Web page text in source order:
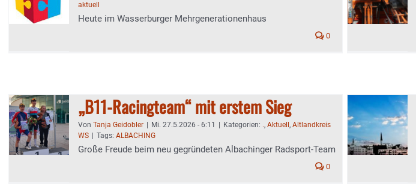
aktuell
Heute im Wasserburger Mehrgenerationenhaus
0
„B11-Racingteam“ mit erstem Sieg
Von Tanja Geidobler Mi. 27.5.2026 - 6:11 Kategorien: ., Aktuell , Altlandkreis
WS
Tags: ALBACHING
Große Freude beim neu gegründeten Albachinger Radsport-Team
0